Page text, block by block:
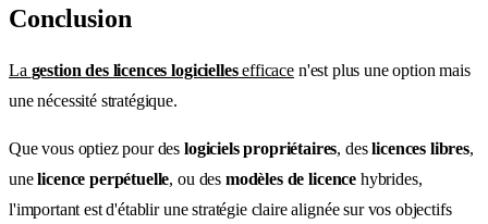
Conclusion
La gestion des licences logiciellesefficacen'est plus une option mais
une nécessité stratégique.
Que vous optiez pour des logiciels propriétaires, deslicences libres,
unelicence perpétuelle, ou des modèles de licence hybrides,
l'important est d'établir une stratégie claire alignée sur vos objectifs